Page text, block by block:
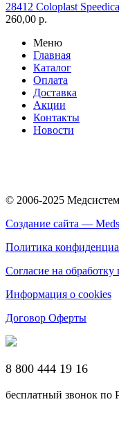
28412 Coloplast
260,00 р.
Меню
Главная
Каталог
Оплата
Доставка
Акции
Контакты
Новости
© 2006-2025
Создание сайта —
Политика
Согласие на
Информация о cookies
Договор Оферты
8 800 444 19 16
бесплатный звонок по